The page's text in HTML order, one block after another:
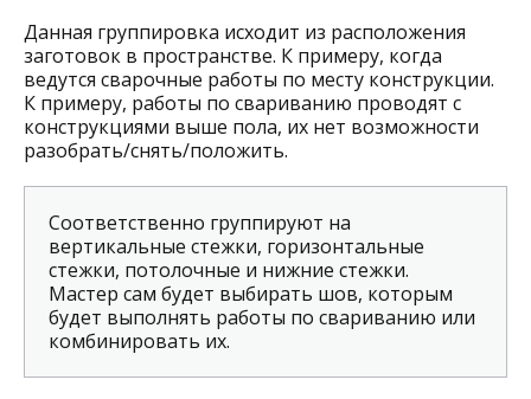
Данная группировка исходит из расположения
заготовок в пространстве. К примеру, когда
ведутся сварочные работы по месту конструкции.
К примеру, работы по свариванию проводят с
конструкциями выше пола, их нет возможности
разобрать/снять/положить.
Соответственно группируют на
вертикальные стежки, горизонтальные
стежки, потолочные и нижние стежки.
Мастер сам будет выбирать шов, которым
будет выполнять работы по свариванию или
комбинировать их.